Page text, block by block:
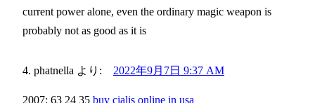
current power alone, even the ordinary magic weapon is
probably not as good as it is
phatnella より: 2022年9月7日 9:37 AM
2007; 63 24 35 buy cialis online in usa